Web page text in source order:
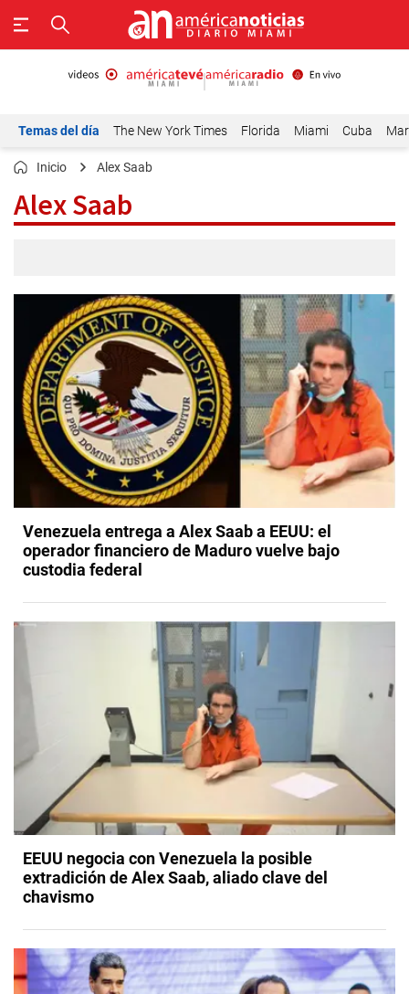
Temas del día The New York Times Florida Miami Cuba
Inicio Alex Saab
Alex Saab
Venezuela entrega a Alex Saab a EEUU: el
operador financiero de Maduro vuelve bajo
custodia federal
EEUU negocia con Venezuela la posible
extradición de Alex Saab, aliado clave del
chavismo